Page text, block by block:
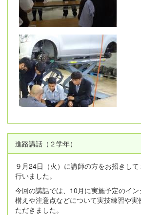
進路講話（２学年）
９月24日（火）に講師の方をお招きし
行いました。
今回の講話では、10月に実施予定のイ
構えや注意点などについて実技練習や
ただきました。